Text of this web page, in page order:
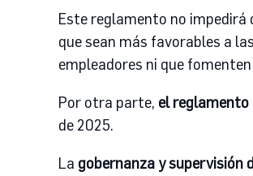
Este reglamento no
que sean más favorables a
empleadores ni que
Por otra parte, el reglamento
de 2025.
La gobernanza y supervisión